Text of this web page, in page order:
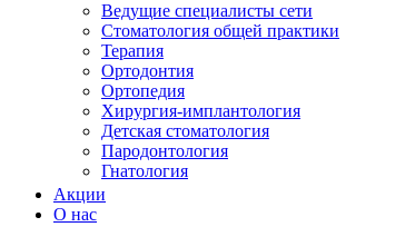
Ведущие специалисты сети
Стоматология общей практики
Терапия
Ортодонтия
Ортопедия
Хирургия-имплантология
Детская стоматология
Пародонтология
Гнатология
Акции
О нас